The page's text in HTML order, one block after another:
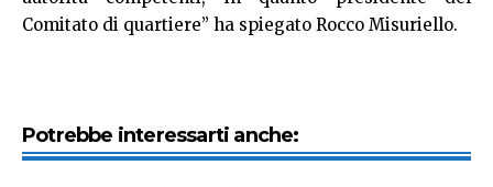
Comitato di quartiere” ha spiegato Rocco Misuriello.
Potrebbe interessarti anche: